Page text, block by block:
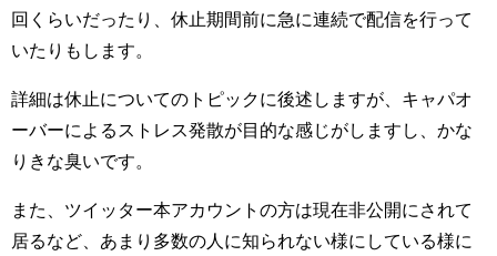
回くらいだったり、休止期間前に急に連続で配信を行って
いたりもします。
詳細は休止についてのトピックに後述しますが、キャパオ
ーバーによるストレス発散が目的な感じがしますし、かな
りきな臭いです。
また、ツイッター本アカウントの方は現在非公開にされて
居るなど、あまり多数の人に知られない様にしている様に